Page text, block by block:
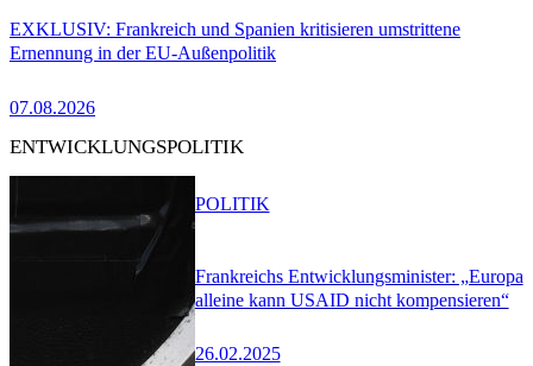
EXKLUSIV: Frankreich und Spanien kritisieren umstrittene
Ernennung in der EU-Außenpolitik
07.08.2026
ENTWICKLUNGSPOLITIK
Frankreichs Entwicklungsminister: „Europa
alleine kann USAID nicht kompensieren“
26.02.2025
POLITIK